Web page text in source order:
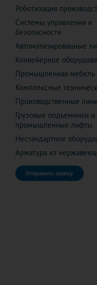
Роботизация
Системы управления и
безопасности
Автоматизированные
Конвейерное
Промышленная мебель
Комплексные
Производственные
Грузовые подъемники и
промышленные лифты
Нестандартное
Арматура из
Отправить заявку